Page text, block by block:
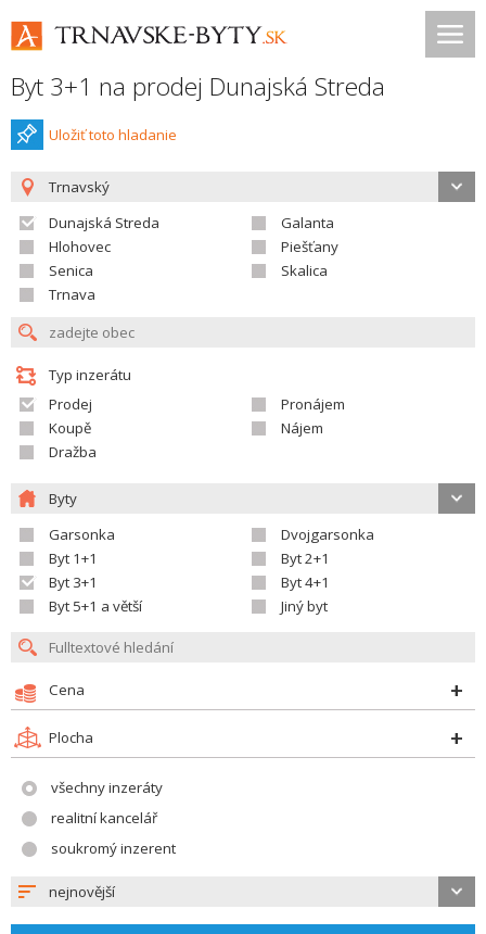
Byt 3+1 na prodej Dunajská Streda
Uložiť toto hladanie
Trnavský
Dunajská Streda
Galanta
Hlohovec
Piešťany
Senica
Skalica
Trnava
Typ inzerátu
Prodej
Pronájem
Koupě
Nájem
Dražba
Byty
Garsonka
Dvojgarsonka
Byt 1+1
Byt 2+1
Byt 3+1
Byt 4+1
Byt 5+1 a větší
Jiný byt
Cena
Plocha
všechny inzeráty
realitní kancelář
soukromý inzerent
nejnovější